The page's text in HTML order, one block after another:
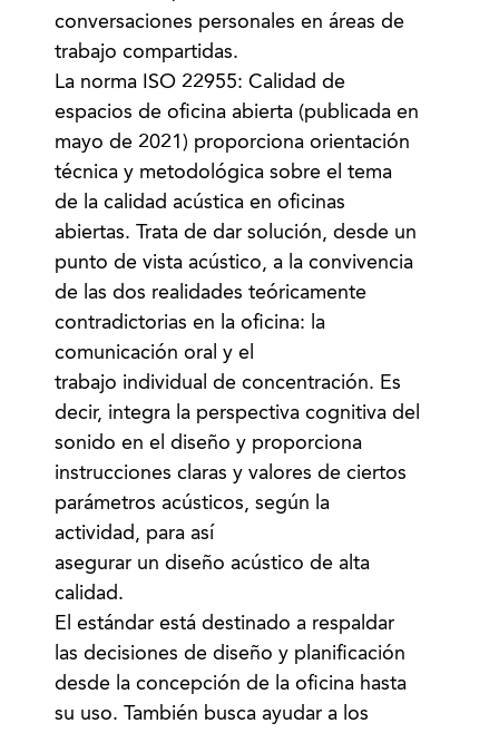
conversaciones personales en áreas de
trabajo compartidas.
La norma ISO 22955: Calidad de
espacios de oficina abierta (publicada en
mayo de 2021) proporciona orientación
técnica y metodológica sobre el tema
de la calidad acústica en oficinas
abiertas. Trata de dar solución, desde un
punto de vista acústico, a la convivencia
de las dos realidades teóricamente
contradictorias en la oficina: la
comunicación oral y el
trabajo individual de concentración. Es
decir, integra la perspectiva cognitiva del
sonido en el diseño y proporciona
instrucciones claras y valores de ciertos
parámetros acústicos, según la
actividad, para así
asegurar un diseño acústico de alta
calidad.
El estándar está destinado a respaldar
las decisiones de diseño y planificación
desde la concepción de la oficina hasta
su uso. También busca ayudar a los